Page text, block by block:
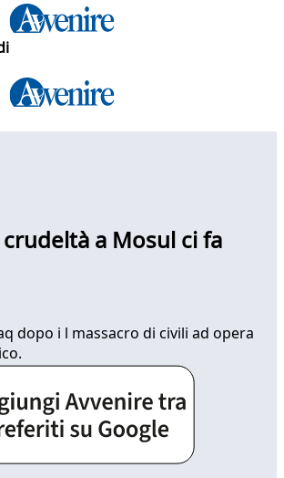
crudeltà a Mosul ci fa
dopo i l massacro di civili ad opera